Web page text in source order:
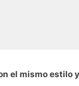
el mismo estilo